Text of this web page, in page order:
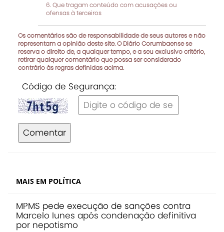
Que tragam conteúdo com acusações ou
ofensas à terceiros
Os comentários são de responsabilidade de seus autores e não
representam a opinião deste site. O Diário Corumbaense se
reserva o direito de, a qualquer tempo, e a seu exclusivo critério,
retirar qualquer comentário que possa ser considerado
contrário às regras definidas acima.
Código de Segurança:
Comentar
MAIS EM POLÍTICA
MPMS pede execução de sanções contra
Marcelo Iunes após condenação definitiva
por nepotismo